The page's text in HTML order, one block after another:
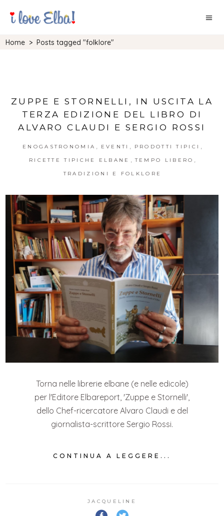
Home >Posts tagged "folklore"
ZUPPE E STORNELLI, IN USCITA LA
TERZA EDIZIONE DEL LIBRO DI
ALVARO CLAUDI E SERGIO ROSSI
ENOGASTRONOMIA , EVENTI , PRODOTTI TIPICI ,
RICETTE TIPICHE ELBANE , TEMPO LIBERO ,
TRADIZIONI E FOLKLORE
Torna nelle librerie elbane (e nelle edicole)
per l'Editore Elbareport, 'Zuppe e Stornelli',
dello Chef-ricercatore Alvaro Claudi e del
giornalista-scrittore Sergio Rossi.
CONTINUA A LEGGERE...
JACQUELINE